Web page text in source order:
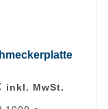
inkl. MwSt.